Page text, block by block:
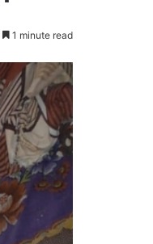
1 minute read